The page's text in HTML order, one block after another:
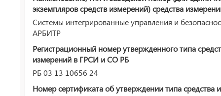
экземпляров средств измерений) средства
Системы интегрированные управления и
АРБИТР
Регистрационный номер утвержденного типа
измерений в ГРСИ и СО РБ
РБ 03 13 10656 24
Номер сертификата об утверждении типа средства